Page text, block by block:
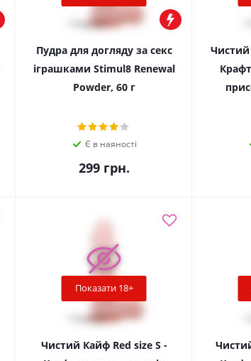
Пудра для догляду за секс
іграшками Stimul8 Renewal
Powder, 60 г
Є в наяності
299грн.
Чистий
Показати 18+
Чистий Кайф Red size S -